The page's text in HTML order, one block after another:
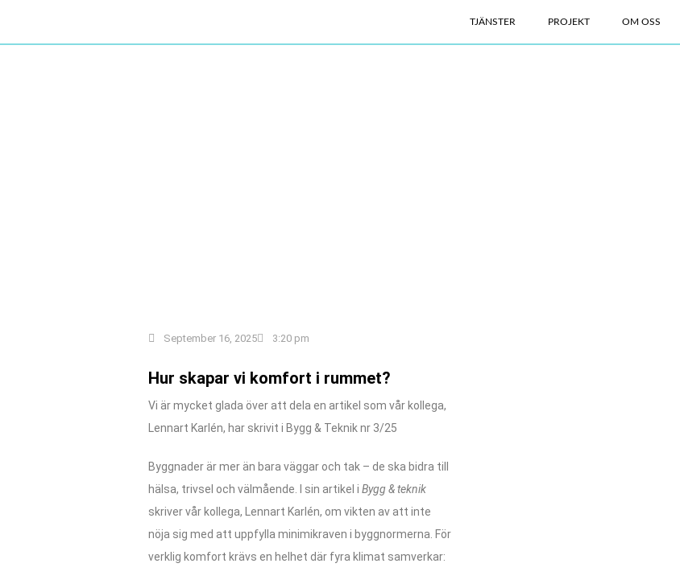
TJÄNSTER PROJEKT OM OSS
September 16, 2025 3:20 pm
Hur skapar vi komfort i rummet?
Vi är mycket glada över att dela en artikel som vår kollega,
Lennart Karlén, har skrivit i Bygg & Teknik nr 3/25
Byggnader är mer än bara väggar och tak – de ska bidra till
hälsa, trivsel och välmående. I sin artikel iBygg & teknik
skriver vår kollega, Lennart Karlén, om vikten av att inte
nöja sig med att uppfylla minimikraven i byggnormerna. För
verklig komfort krävs en helhet där fyra klimat samverkar: